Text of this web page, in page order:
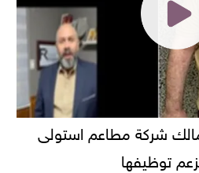
شركة مطاعم استولى
توظيفها